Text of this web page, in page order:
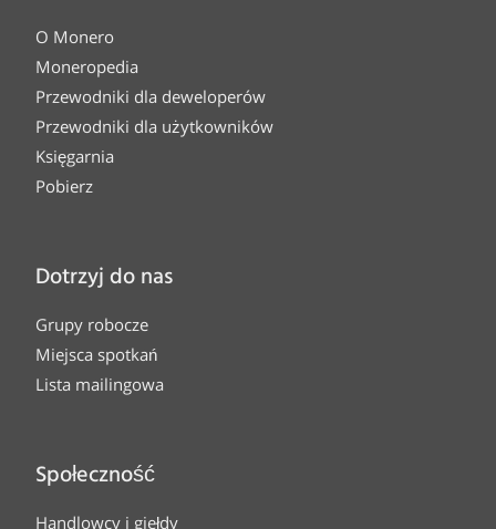
O Monero
Moneropedia
Przewodniki dla deweloperów
Przewodniki dla użytkowników
Księgarnia
Pobierz
Dotrzyj do nas
Grupy robocze
Miejsca spotkań
Lista mailingowa
Społeczność
Handlowcy i giełdy